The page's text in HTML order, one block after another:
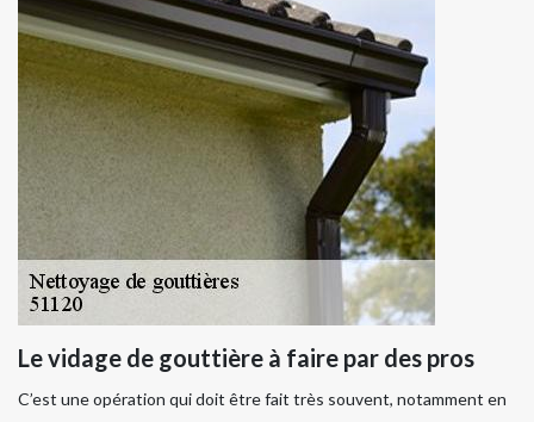
Le vidage de gouttière à faire par des pros
C’est une opération qui doit être fait très souvent, notamment en